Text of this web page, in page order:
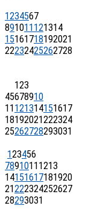
1234567
891011 121314
15161718192021
22232425262728
123
45678910
11 121314151617
18192021222324
25262728293031
123456
7891011 1213
14151617181920
21222324252627
28293031